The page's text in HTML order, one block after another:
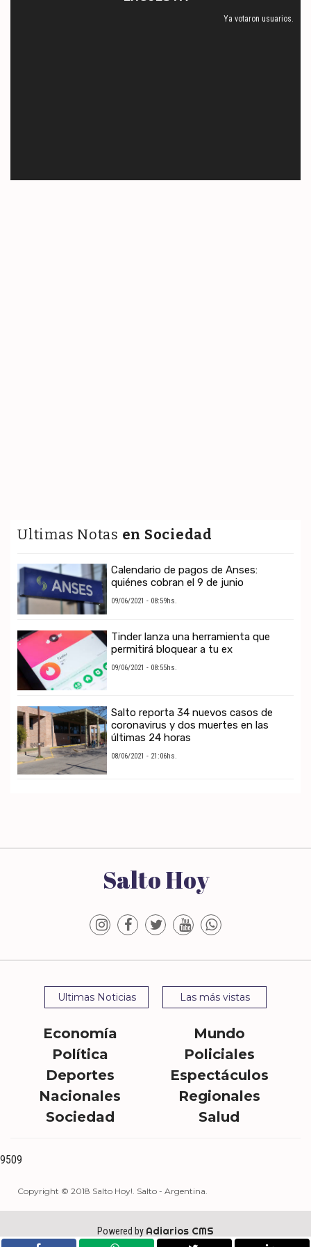
Ya votaron usuarios.
Ultimas Notas en Sociedad
Calendario de pagos de Anses:
quiénes cobran el 9 de junio
09/06/2021 - 08:59hs.
Tinder lanza una herramienta que
permitirá bloquear a tu ex
09/06/2021 - 08:55hs.
Salto reporta 34 nuevos casos de
coronavirus y dos muertes en las
últimas 24 horas
08/06/2021 - 21:06hs.
Salto Hoy
Ultimas Noticias Las más vistas
Economía
Mundo
Política
Policiales
Deportes
Espectáculos
Nacionales
Regionales
Sociedad
Salud
9509
Copyright © 2018 Salto Hoy!. Salto - Argentina.
Powered by Adiarios CMS